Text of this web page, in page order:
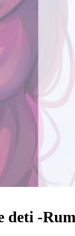
deti -